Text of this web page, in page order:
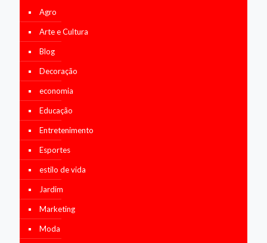
Agro
Arte e Cultura
Blog
Decoração
economia
Educação
Entretenimento
Esportes
estilo de vida
Jardim
Marketing
Moda